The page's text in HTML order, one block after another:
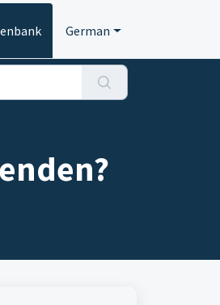
German